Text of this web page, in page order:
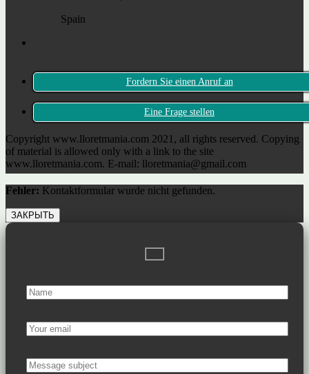
Spain
Fordern Sie einen Anruf an
Eine Frage stellen
Copyright www.lloretmania.com 2021, all rights reserved. Copying
of material is allowed only with a link to the site
www.lloretmania.com. E-mail: lloretmania@gmail.com
Fehler: Kontaktformular wurde nicht gefunden.
ЗАКРЫТЬ